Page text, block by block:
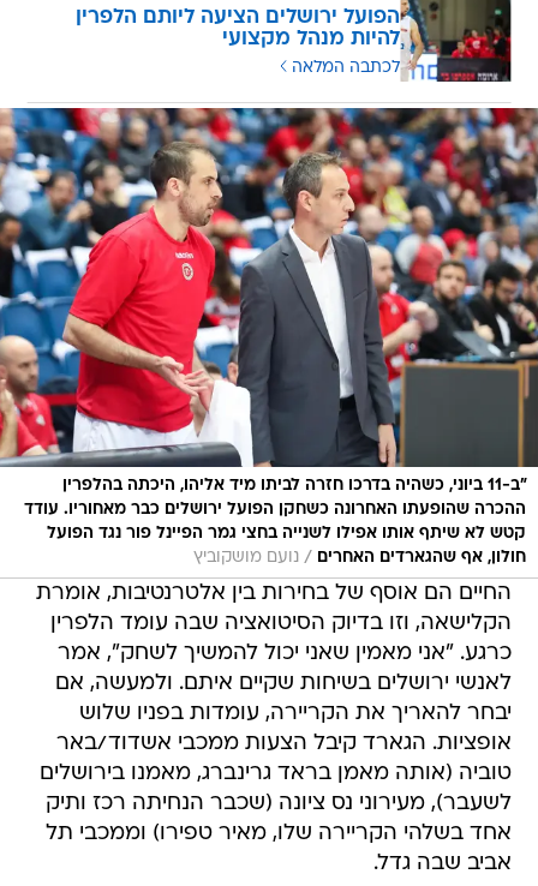
הפועל ירושלים הציעה ליותם הלפרין
להיות מנהל מקצועי
לכתבה המלאה
"ב-11 ביוני, כשהיה בדרכו חזרה לביתו מיד אליהו, היכתה בהלפרין
ההכרה שהופעתו האחרונה כשחקן הפועל ירושלים כבר מאחוריו. עודד
קטש לא שיתף אותו אפילו לשנייה בחצי גמר הפיינל פור נגד הפועל
חולון, אף שהגארדים האחרים / נועם מושקוביץ
החיים הם אוסף של בחירות בין אלטרנטיבות, אומרת
הקלישאה, וזו בדיוק הסיטואציה שבה עומד הלפרין
כרגע. "אני מאמין שאני יכול להמשיך לשחק", אמר
לאנשי ירושלים בשיחות שקיים איתם. ולמעשה, אם
יבחר להאריך את הקריירה, עומדות בפניו שלוש
אופציות. הגארד קיבל הצעות ממכבי אשדוד/באר
טוביה (אותה מאמן בראד גרינברג, מאמנו בירושלים
לשעבר), מעירוני נס ציונה (שכבר הנחיתה רכז ותיק
אחד בשלהי הקריירה שלו, מאיר טפירו) וממכבי תל
אביב שבה גדל.